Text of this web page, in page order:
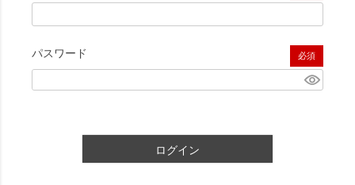
(必須)
パスワード
(必須)
ログイン